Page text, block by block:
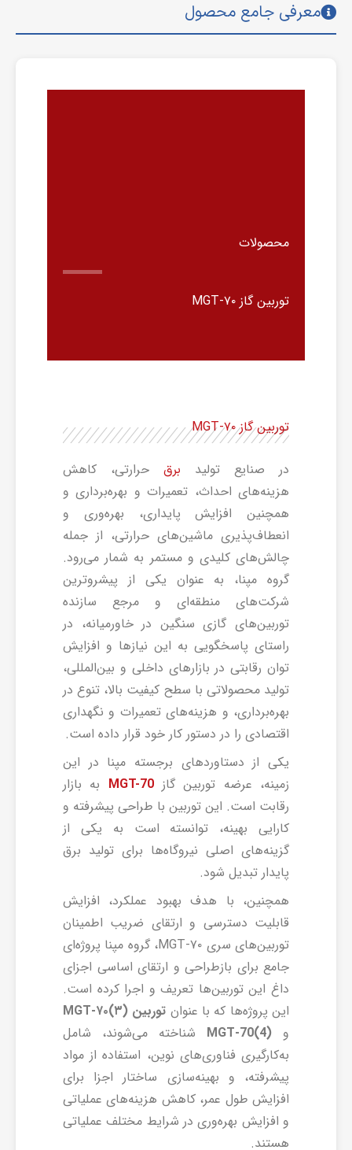
معرفی جامع محصول
محصولات
توربین گاز MGT-۷۰
توربین گاز MGT-۷۰
در صنایع تولید برق حرارتی، کاهش
هزینه‌های احداث، تعمیرات و بهره‌برداری و
همچنین افزایش پایداری، بهره‌وری و
انعطاف‌پذیری ماشین‌های حرارتی، از جمله
چالش‌های کلیدی و مستمر به شمار می‌رود.
گروه مپنا، به عنوان یکی از پیشروترین
شرکت‌های منطقه‌ای و مرجع سازنده
توربین‌های گازی سنگین در خاورمیانه، در
راستای پاسخگویی به این نیازها و افزایش
توان رقابتی در بازارهای داخلی و بین‌المللی،
تولید محصولاتی با سطح کیفیت بالا، تنوع در
بهره‌برداری، و هزینه‌های تعمیرات و نگهداری
اقتصادی را در دستور کار خود قرار داده است.
یکی از دستاوردهای برجسته مپنا در این
زمینه، عرضه توربین گازMGT-70 به بازار
رقابت است. این توربین با طراحی پیشرفته و
کارایی بهینه، توانسته است به یکی از
گزینه‌های اصلی نیروگاه‌ها برای تولید برق
پایدار تبدیل شود.
همچنین، با هدف بهبود عملکرد، افزایش
قابلیت دسترسی و ارتقای ضریب اطمینان
توربین‌های سری MGT-۷۰، گروه مپنا پروژه‌ای
جامع برای بازطراحی و ارتقای اساسی اجزای
داغ این توربین‌ها تعریف و اجرا کرده است.
این پروژه‌ها که با عنوان توربین MGT-۷۰(۳)
و MGT-70(4) شناخته می‌شوند، شامل
به‌کارگیری فناوری‌های نوین، استفاده از مواد
پیشرفته، و بهینه‌سازی ساختار اجزا برای
افزایش طول عمر، کاهش هزینه‌های عملیاتی
و افزایش بهره‌وری در شرایط مختلف عملیاتی
هستند.